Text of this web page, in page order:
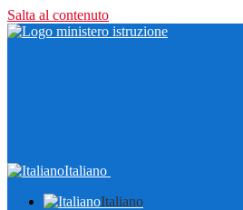
Salta al contenuto
Italiano
Italiano